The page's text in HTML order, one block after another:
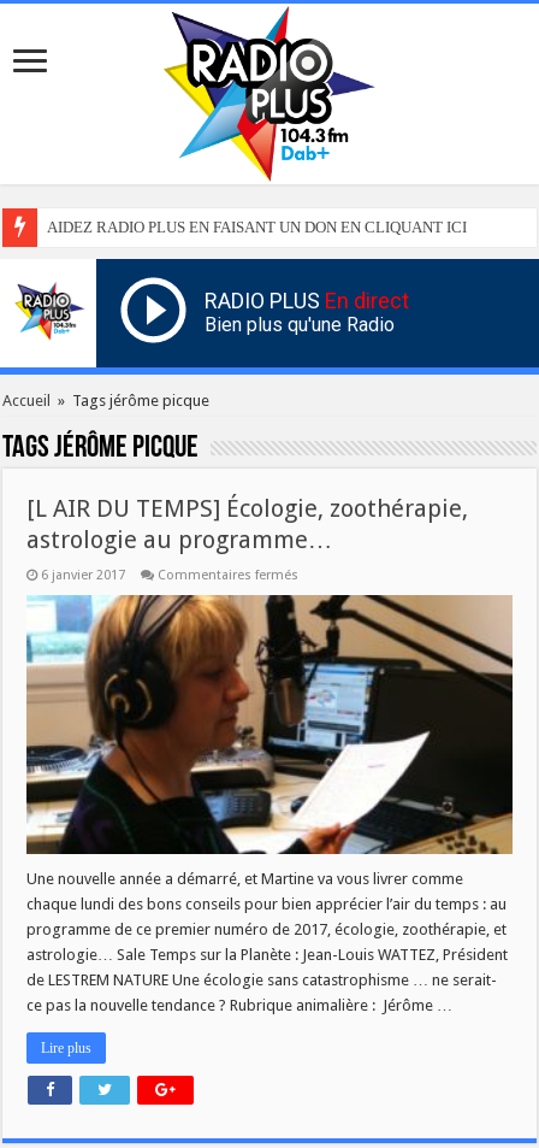
AIDEZ RADIO PLUS EN FAISANT UN DON EN CLIQUANT ICI
RADIO PLUS En direct
Bien plus qu'une Radio
Accueil » Tags jérôme picque
Tagsjérôme picque
[L AIR DU TEMPS] Écologie, zoothérapie,
astrologie au programme…
6 janvier 2017 Commentaires fermés
AIR
DU
TEMPS]
Écologie,
zoothérapie,
astrologie
au
programme…
Une nouvelle année a démarré, et Martine va vous livrer comme
chaque lundi des bons conseils pour bien apprécier l’air du temps : au
programme de ce premier numéro de 2017, écologie, zoothérapie, et
astrologie… Sale Temps sur la Planète : Jean-Louis WATTEZ, Président
de LESTREM NATURE Une écologie sans catastrophisme … ne serait-
ce pas la nouvelle tendance ? Rubrique animalière : Jérôme …
Lire plus